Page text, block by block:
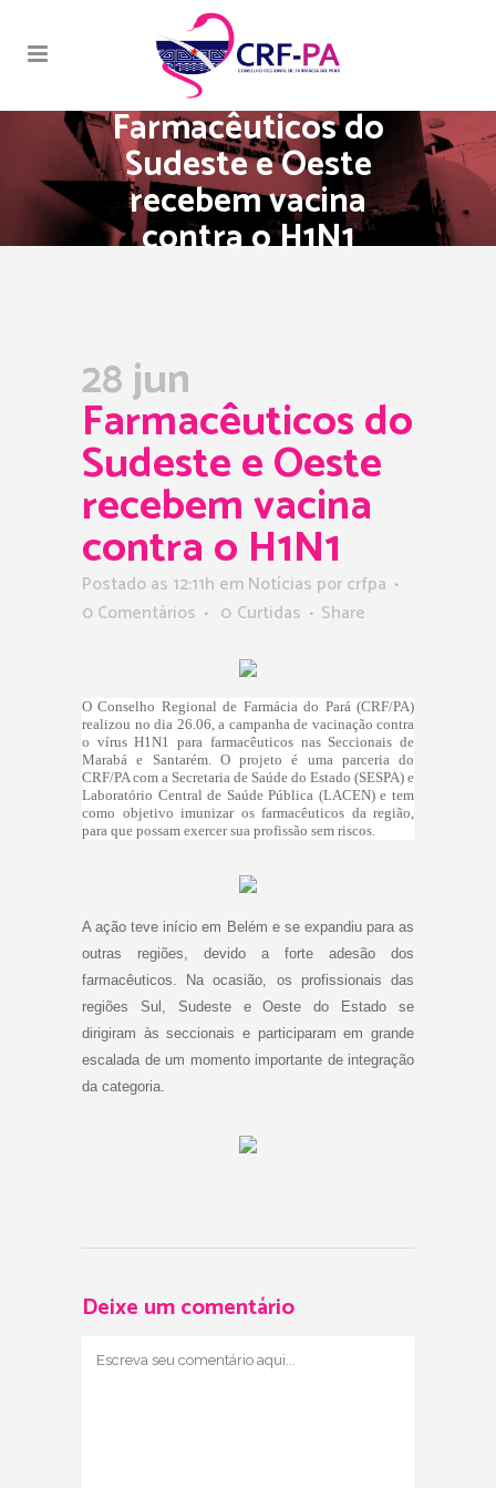
Farmacêuticos do
Sudeste e Oeste
recebem vacina
contra o H1N1
28 jun
Farmacêuticos do
Sudeste e Oeste
recebem vacina
contra o H1N1
Postado as 12:11h emNotícias porcrfpa
0 Comentários
0 Curtidas Share
O Conselho Regional de Farmácia do Pará (CRF/PA)
realizou no dia 26.06, a campanha de vacinação contra
o vírus H1N1 para farmacêuticos nas Seccionais de
Marabá e Santarém. O projeto é uma parceria do
CRF/PA com a Secretaria de Saúde do Estado (SESPA) e
Laboratório Central de Saúde Pública (LACEN) e tem
como objetivo imunizar os farmacêuticos da região,
para que possam exercer sua profissão sem riscos.
A ação teve início em Belém e se expandiu para as
outras regiões, devido a forte adesão dos
farmacêuticos. Na ocasião, os profissionais das
regiões Sul, Sudeste e Oeste do Estado se
dirigiram às seccionais e participaram em grande
escalada de um momento importante de integração
da categoria.
Deixe um comentário